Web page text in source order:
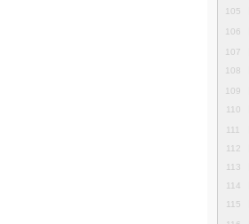
105
106
107
108
109
110
111
112
113
114
115